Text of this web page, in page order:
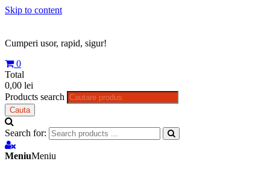
Skip to content
Cumperi usor, rapid, sigur!
0
Total
0,00 lei
Products search
Cauta
Search for:
MeniuMeniu